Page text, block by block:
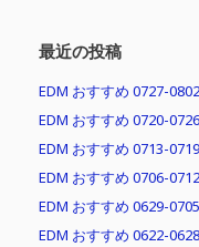
最近の投稿
EDM おすすめ 0727-
EDM おすすめ 0720-
EDM おすすめ 0713-
EDM おすすめ 0706-
EDM おすすめ 0629-
EDM おすすめ 0622-